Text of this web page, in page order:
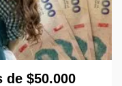
de $50.000